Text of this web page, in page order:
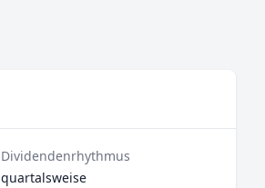
Dividendenrhythmus
quartalsweise